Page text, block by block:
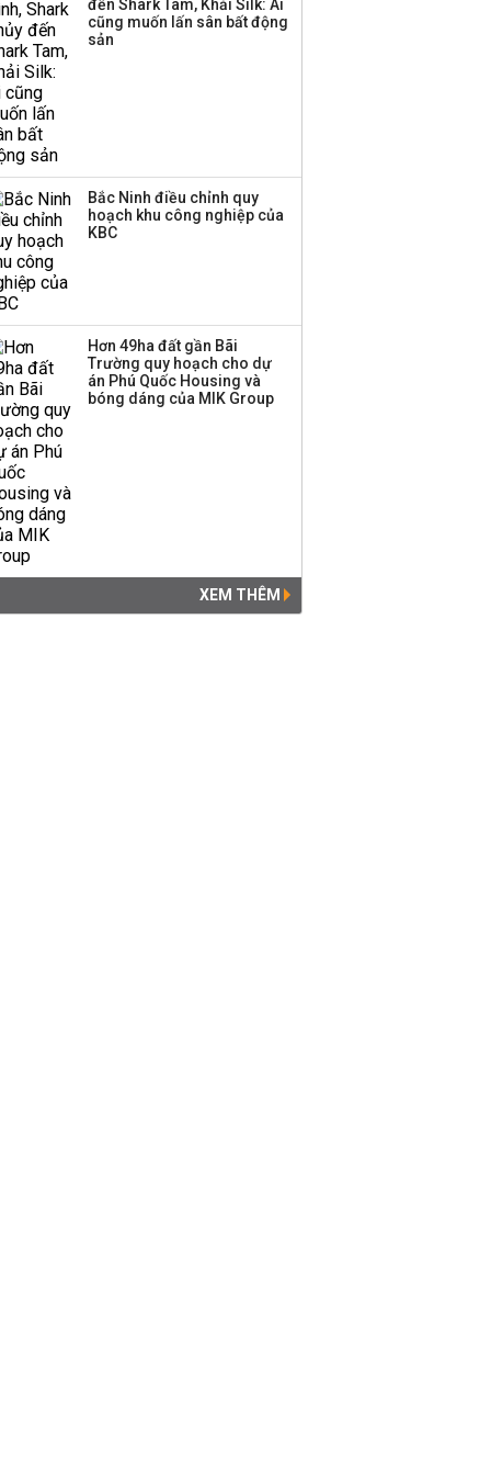
đến Shark Tam, Khải Silk: Ai
cũng muốn lấn sân bất động
sản
Bắc Ninh điều chỉnh quy
hoạch khu công nghiệp của
KBC
Hơn 49ha đất gần Bãi
Trường quy hoạch cho dự
án Phú Quốc Housing và
bóng dáng của MIK Group
XEM THÊM